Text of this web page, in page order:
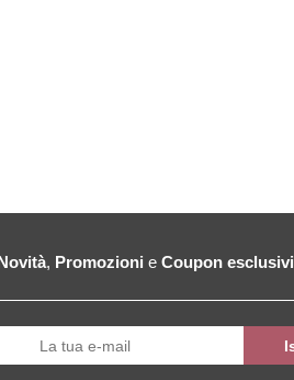
, Promozioni e Coupon esclusivi